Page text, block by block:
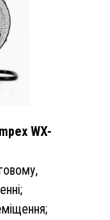
WX-